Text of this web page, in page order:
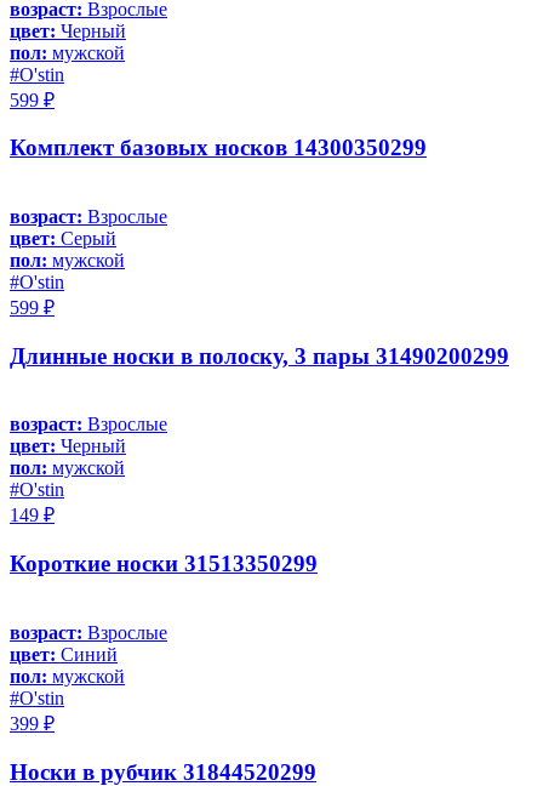
возраст: Взрослые
цвет: Черный
пол: мужской
#O'stin
599 ₽
Комплект базовых носков 14300350299
возраст: Взрослые
цвет: Серый
пол: мужской
#O'stin
599 ₽
Длинные носки в полоску, 3 пары 31490200299
возраст: Взрослые
цвет: Черный
пол: мужской
#O'stin
149 ₽
Короткие носки 31513350299
возраст: Взрослые
цвет: Синий
пол: мужской
#O'stin
399 ₽
Носки в рубчик 31844520299